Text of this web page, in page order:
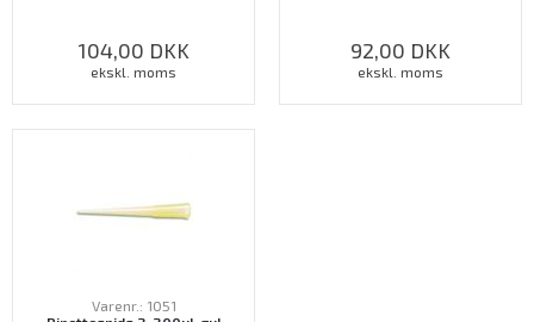
104,00 DKK
ekskl. moms
92,00 DKK
ekskl. moms
Varenr.: 1051